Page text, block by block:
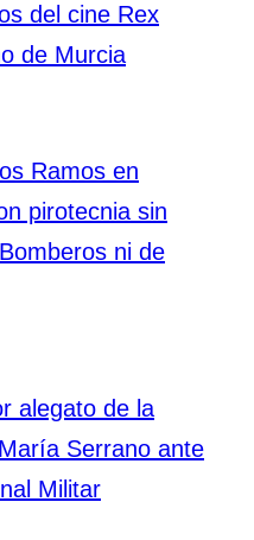
del cine Rex
de Murcia
Ramos en
pirotecnia sin
ni de
alegato de la
Serrano ante
Militar